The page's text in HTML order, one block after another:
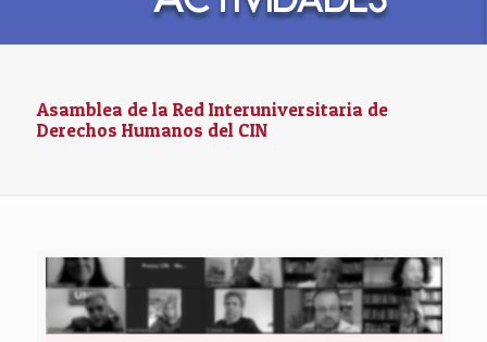
Asamblea de la Red Interuniversitaria de
Derechos Humanos del CIN